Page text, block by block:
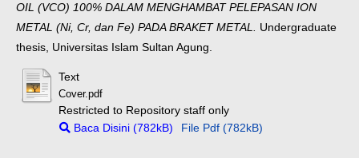
OIL (VCO) 100% DALAM MENGHAMBAT PELEPASAN ION
METAL (Ni, Cr, dan Fe) PADA BRAKET METAL. Undergraduate
thesis, Universitas Islam Sultan Agung.
Text
Cover.pdf
Restricted to Repository staff only
Baca Disini (782kB)
File Pdf (782kB)